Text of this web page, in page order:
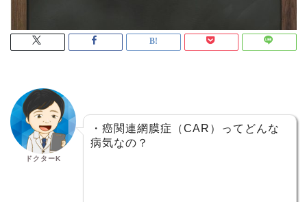
ドクターK
・癌関連網膜症（CAR）ってどんな
病気なの？